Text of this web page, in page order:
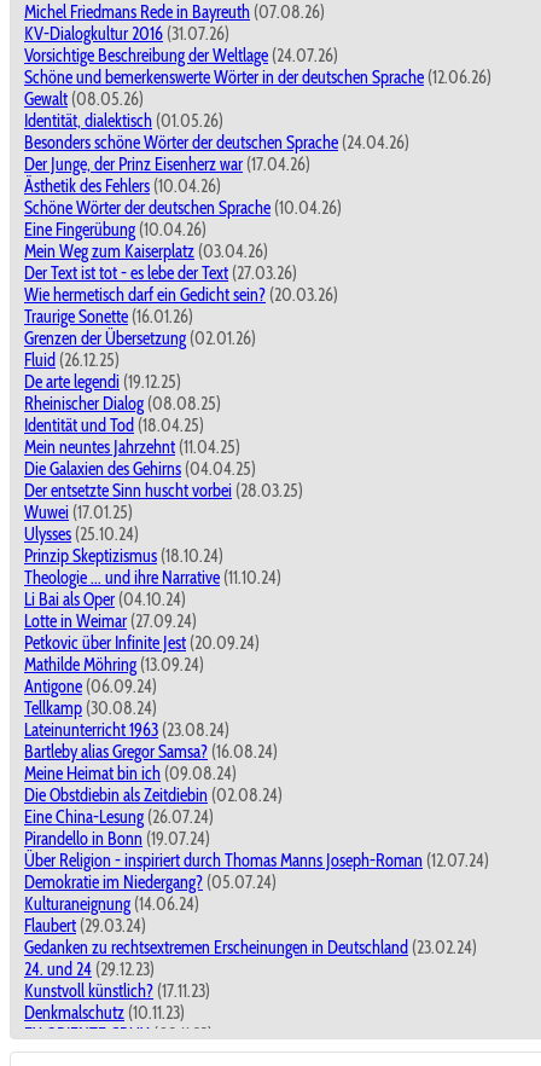
Michel Friedmans Rede in Bayreuth (07.08.26)
KV-Dialogkultur 2016 (31.07.26)
Vorsichtige Beschreibung der Weltlage (24.07.26)
Schöne und bemerkenswerte Wörter in der deutschen Sprache (12.06.26)
Gewalt (08.05.26)
Identität, dialektisch (01.05.26)
Besonders schöne Wörter der deutschen Sprache (24.04.26)
Der Junge, der Prinz Eisenherz war (17.04.26)
Ästhetik des Fehlers (10.04.26)
Schöne Wörter der deutschen Sprache (10.04.26)
Eine Fingerübung (10.04.26)
Mein Weg zum Kaiserplatz (03.04.26)
Der Text ist tot - es lebe der Text (27.03.26)
Wie hermetisch darf ein Gedicht sein? (20.03.26)
Traurige Sonette (16.01.26)
Grenzen der Übersetzung (02.01.26)
Fluid (26.12.25)
De arte legendi (19.12.25)
Rheinischer Dialog (08.08.25)
Identität und Tod (18.04.25)
Mein neuntes Jahrzehnt (11.04.25)
Die Galaxien des Gehirns (04.04.25)
Der entsetzte Sinn huscht vorbei (28.03.25)
Wuwei (17.01.25)
Ulysses (25.10.24)
Prinzip Skeptizismus (18.10.24)
Theologie ... und ihre Narrative (11.10.24)
Li Bai als Oper (04.10.24)
Lotte in Weimar (27.09.24)
Petkovic über Infinite Jest (20.09.24)
Mathilde Möhring (13.09.24)
Antigone (06.09.24)
Tellkamp (30.08.24)
Lateinunterricht 1963 (23.08.24)
Bartleby alias Gregor Samsa? (16.08.24)
Meine Heimat bin ich (09.08.24)
Die Obstdiebin als Zeitdiebin (02.08.24)
Eine China-Lesung (26.07.24)
Pirandello in Bonn (19.07.24)
Über Religion - inspiriert durch Thomas Manns Joseph-Roman (12.07.24)
Demokratie im Niedergang? (05.07.24)
Kulturaneignung (14.06.24)
Flaubert (29.03.24)
Gedanken zu rechtsextremen Erscheinungen in Deutschland (23.02.24)
24. und 24 (29.12.23)
Kunstvoll künstlich? (17.11.23)
Denkmalschutz (10.11.23)
EX ORIENTE CRUX(03.11.23)
SAID(18.08.23)